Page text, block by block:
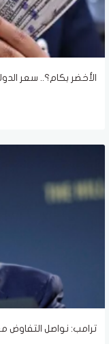
الأخضر بكام؟.. سعر الدولار اليوم
ترامب: نواصل التفاوض